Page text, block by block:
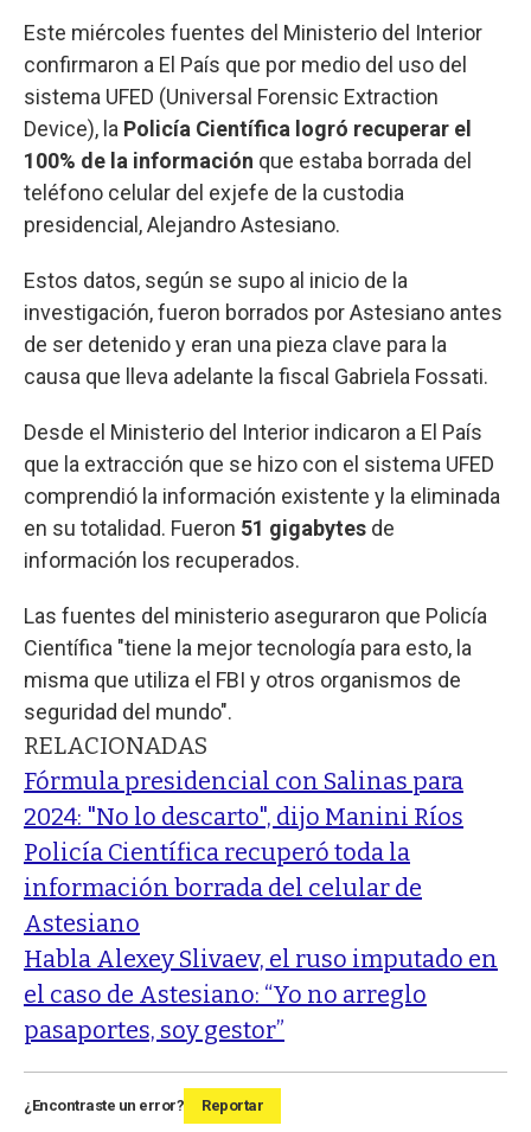
Este miércoles fuentes del Ministerio del Interior
confirmaron a El País que por medio del uso del
sistema UFED (Universal Forensic Extraction
Device), la Policía Científica logró recuperar el
100% de la información que estaba borrada del
teléfono celular del exjefe de la custodia
presidencial, Alejandro Astesiano.
Estos datos, según se supo al inicio de la
investigación, fueron borrados por Astesiano antes
de ser detenido y eran una pieza clave para la
causa que lleva adelante la fiscal Gabriela Fossati.
Desde el Ministerio del Interior indicaron a El País
que la extracción que se hizo con el sistema UFED
comprendió la información existente y la eliminada
en su totalidad. Fueron 51 gigabytes de
información los recuperados.
Las fuentes del ministerio aseguraron que Policía
Científica "tiene la mejor tecnología para esto, la
misma que utiliza el FBI y otros organismos de
seguridad del mundo".
RELACIONADAS
Fórmula presidencial con Salinas para
2024: "No lo descarto", dijo Manini Ríos
Policía Científica recuperó toda la
información borrada del celular de
Astesiano
Habla Alexey Slivaev, el ruso imputado en
el caso de Astesiano: “Yo no arreglo
pasaportes, soy gestor”
¿Encontraste un error? Reportar